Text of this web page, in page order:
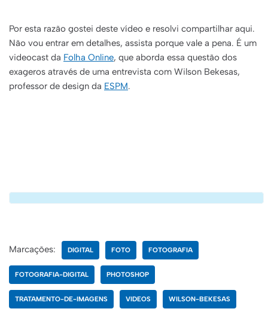
Por esta razão gostei deste vídeo e resolvi compartilhar aqui.
Não vou entrar em detalhes, assista porque vale a pena. É um
videocast da Folha Online, que aborda essa questão dos
exageros através de uma entrevista com Wilson Bekesas,
professor de design da ESPM.
Marcações: DIGITAL FOTO FOTOGRAFIA
FOTOGRAFIA-DIGITAL PHOTOSHOP
TRATAMENTO-DE-IMAGENS VIDEOS WILSON-BEKESAS